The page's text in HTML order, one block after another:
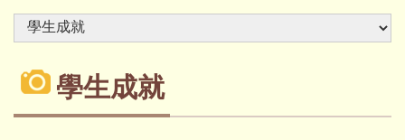
學生成就